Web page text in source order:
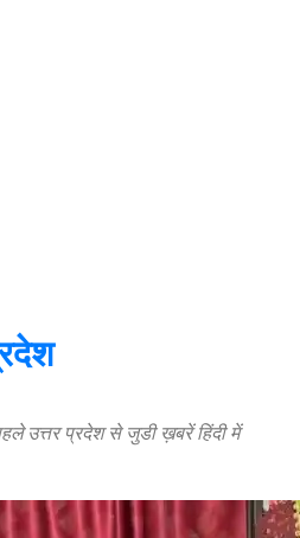
उत्तर प्रदेश से जुडी ख़बरें हिंदी में